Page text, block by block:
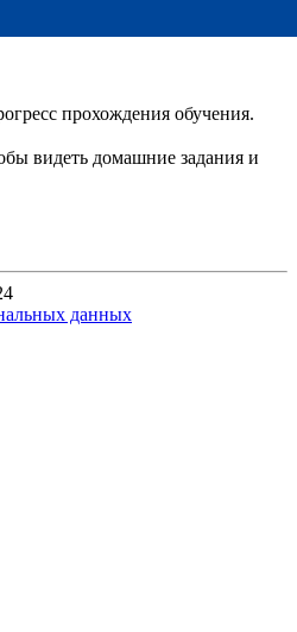
прохождения обучения.
видеть домашние задания и
данных